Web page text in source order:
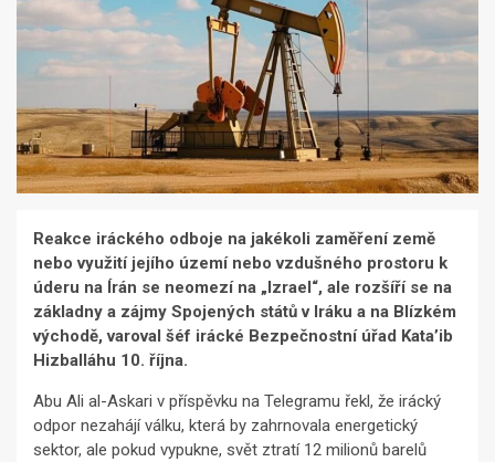
Reakce iráckého odboje na jakékoli zaměření země
nebo využití jejího území nebo vzdušného prostoru k
úderu na Írán se neomezí na „Izrael“, ale rozšíří se na
základny a zájmy Spojených států v Iráku a na Blízkém
východě, varoval šéf irácké Bezpečnostní úřad Kata’ib
Hizballáhu 10. října.
Abu Ali al-Askari v příspěvku na Telegramu řekl, že irácký
odpor nezahájí válku, která by zahrnovala energetický
sektor, ale pokud vypukne, svět ztratí 12 milionů barelů